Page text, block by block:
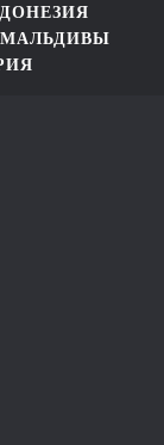
МАЛЬДИВЫ